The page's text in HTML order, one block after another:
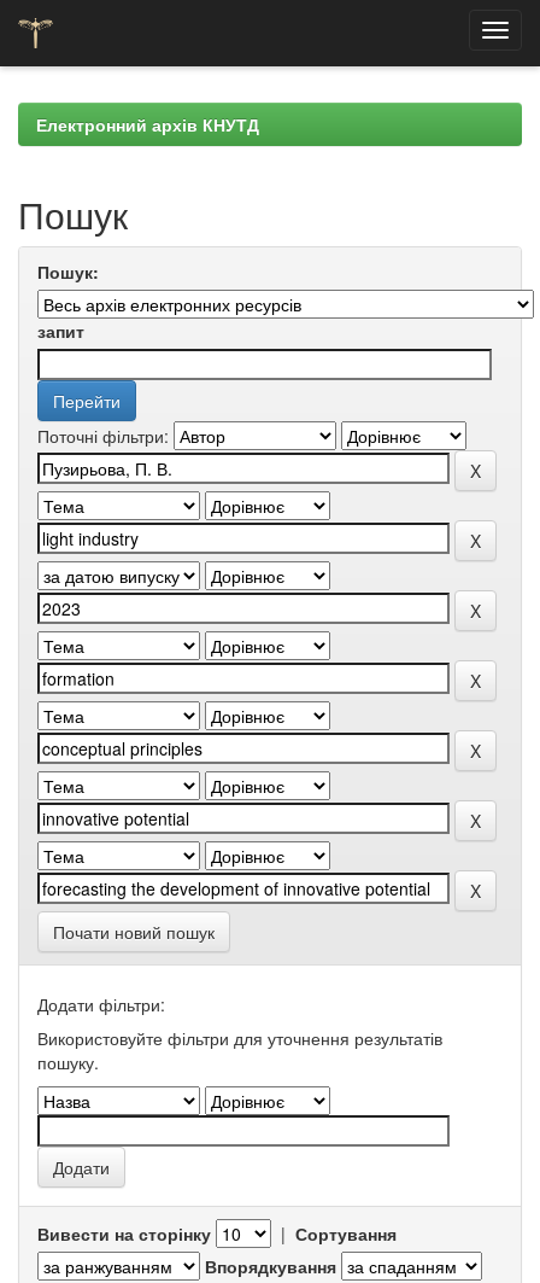
navigationЕлектронний архів КНУТД
Пошук
Пошук:
запит
Поточні фільтри:
Почати новий пошук
Додати фільтри:
Використовуйте фільтри для уточнення результатів
пошуку.
Вивести на сторінку | Сортування
Впорядкування